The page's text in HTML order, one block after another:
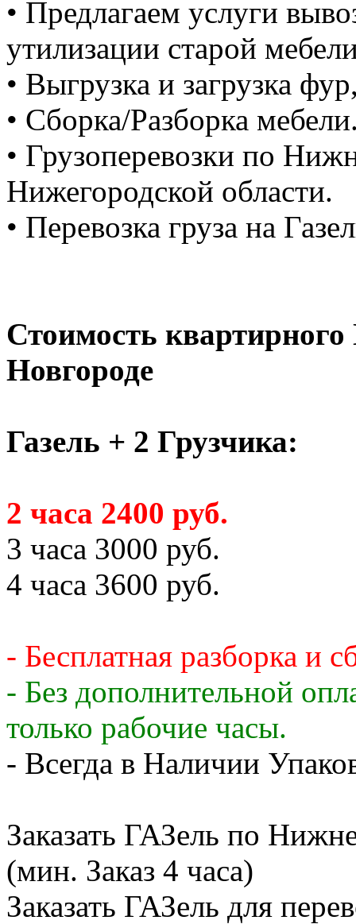
• Предлагаем услуги
утилизации старой
• Выгрузка и загрузка
• Сборка/Разборка
• Грузоперевозки по
Нижегородской области.
• Перевозка груза на
Стоимость
Новгороде
Газель + 2 Грузчика:
2 часа 2400 руб.
3 часа 3000 руб.
4 часа 3600 руб.
- Бесплатная разборка и
- Без дополнительной
только рабочие часы.
- Всегда в Наличии
Заказать ГАЗель по
(мин. Заказ 4 часа)
Заказать ГАЗель для